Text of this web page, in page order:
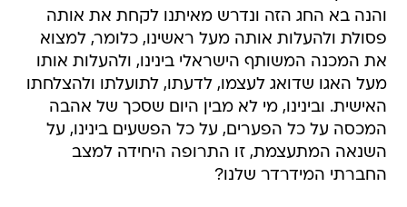
והנה בא החג הזה ונדרש מאיתנו לקחת את אותה
פסולת ולהעלות אותה מעל ראשינו, כלומר, למצוא
את המכנה המשותף הישראלי בינינו, ולהעלות אותו
מעל האגו שדואג לעצמו, לדעתו, לתועלתו ולהצלחתו
האישית. ובינינו, מי לא מבין היום שסכך של אהבה
המכסה על כל הפערים, על כל הפשעים בינינו, על
השנאה המתעצמת, זו התרופה היחידה למצב
החברתי המידרדר שלנו?